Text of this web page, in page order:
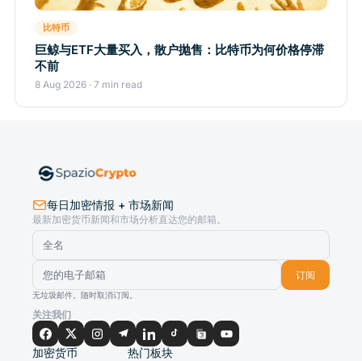
比特币
巨鲸与ETF大量买入，散户抛售：比特币为何价格停滞
不前
8 Aug 2026 · 7 min read
每日加密情报 + 市场新闻
最新加密货币新闻和市场分析直达您的邮箱。
订阅
无垃圾邮件。随时取消订阅。
关注我们
加密货币 热门板块